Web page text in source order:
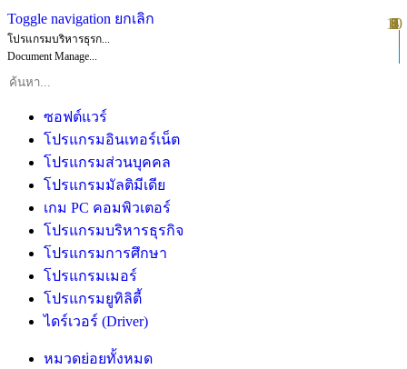
Toggle navigation ยกเลิก
โปรแกรมบริหารธุรก...
Document Manage...
ซอฟต์แวร์
โปรแกรมอินเทอร์เน็ต
โปรแกรมส่วนบุคคล
โปรแกรมมัลติมีเดีย
เกม PC คอมพิวเตอร์
โปรแกรมบริหารธุรกิจ
โปรแกรมการศึกษา
โปรแกรมเมอร์
โปรแกรมยูทิลิตี้
ไดร์เวอร์ (Driver)
หมวดย่อยทั้งหมด
1
2
3
4
5
6
7
8
9
10